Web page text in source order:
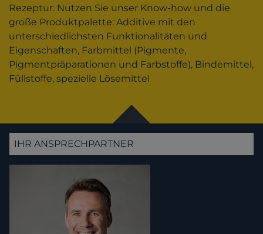
Rezeptur. Nutzen Sie unser Know-how und die
große Produktpalette: Additive mit den
unterschiedlichsten Funktionalitäten und
Eigenschaften, Farbmittel (Pigmente,
Pigmentpräparationen und Farbstoffe), Bindemittel,
Füllstoffe, spezielle Lösemittel
IHR ANSPRECHPARTNER